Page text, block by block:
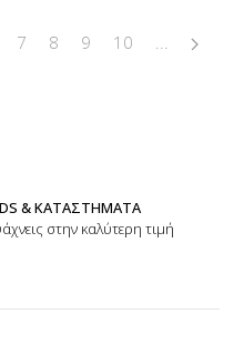
7 8 9 10
& ΚΑΤΑΣΤΗΜΑΤΑ
στην καλύτερη τιμή